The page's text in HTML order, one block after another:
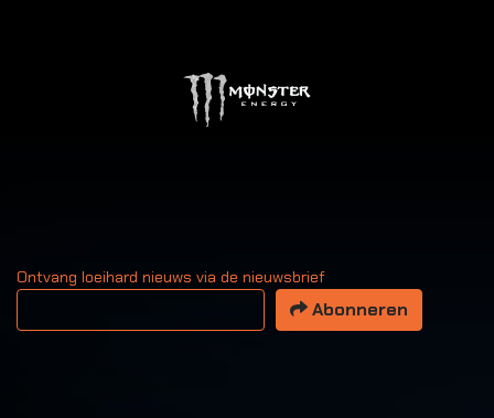
Ontvang loeihard nieuws via de nieuwsbrief
Uw email adres
Abonneren